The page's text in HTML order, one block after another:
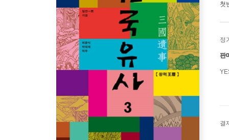
첫
정
판
결